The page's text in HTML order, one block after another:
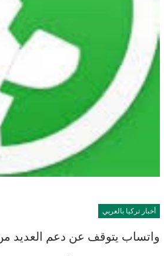
أخبار تركيا بالعربي
واتساب يتوقف عن دعم العديد من الأجهزة